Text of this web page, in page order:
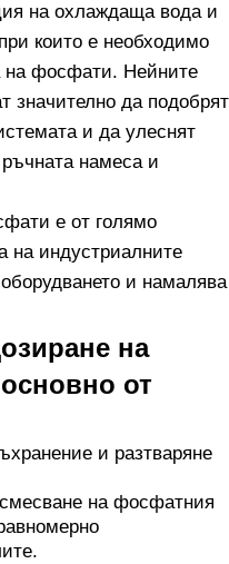
на охлаждаща вода и
които е необходимо
на фосфати. Нейните
значително да подобрят
и да улеснят
намеса и
е от голямо
на индустриалните
и намалява
на
от
и разтваряне
на фосфатния